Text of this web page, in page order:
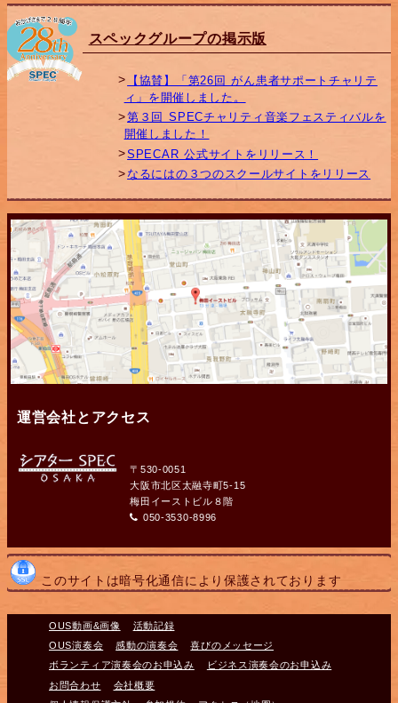
スペックグループの掲示版
【協賛】「第26回 がん患者サポートチャリテ
ィ」を開催しました。
第３回 SPECチャリティ音楽フェスティバルを
開催しました！
SPECAR 公式サイトをリリース！
なるにはの３つのスクールサイトをリリース
運営会社とアクセス
〒530-0051
大阪市北区太融寺町5-15
梅田イーストビル８階
050-3530-8996
このサイトは暗号化通信により保護されております
OUS動画&画像
活動記録
OUS演奏会
感動の演奏会
喜びのメッセージ
ボランティア演奏会のお申込み
ビジネス演奏会のお申込み
お問合わせ
会社概要